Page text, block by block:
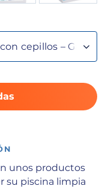
unos productos
su piscina limpia